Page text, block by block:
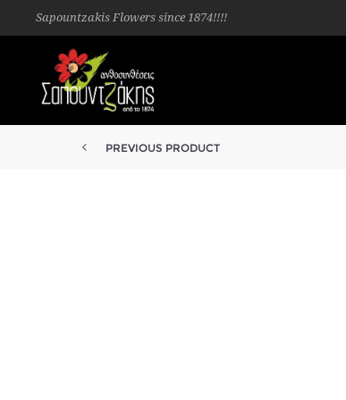
Sapountzakis Flowers since 1874!!!!
PREVIOUS PRODUCT